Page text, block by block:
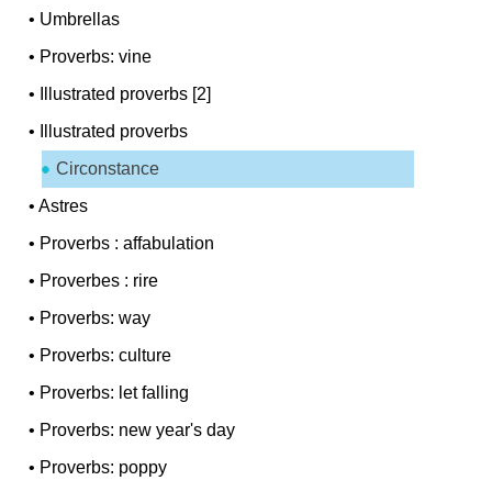
• Umbrellas
• Proverbs: vine
•
Illustrated proverbs [2]
•
Illustrated proverbs
Circonstance
•Astres
• Proverbs : affabulation
• Proverbes : rire
• Proverbs: way
• Proverbs: culture
• Proverbs: let falling
• Proverbs: new year's day
• Proverbs: poppy